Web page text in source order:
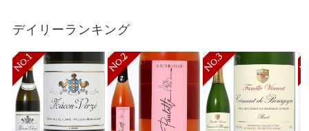
デイリーランキング